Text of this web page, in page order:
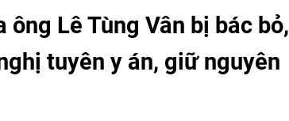
ông Lê Tùng Vân bị bác bỏ,
tuyên y án, giữ nguyên